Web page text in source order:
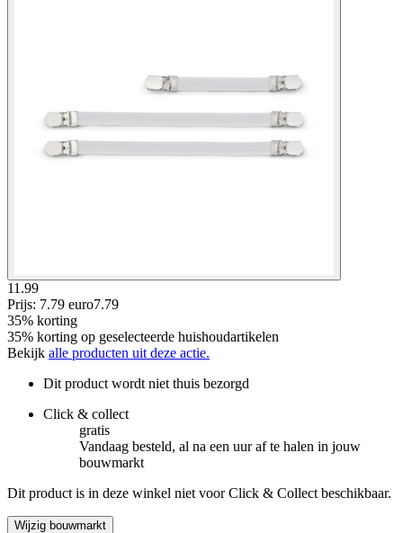
11.99
Prijs: 7.79 euro7.79
35% korting
35% korting op geselecteerde huishoudartikelen
Bekijk alle producten uit deze actie.
Dit product wordt niet thuis bezorgd
Click & collect
gratis
Vandaag besteld, al na een uur af te halen in jouw
bouwmarkt
Dit product is in deze winkel niet voor Click & Collect beschikbaar.
Wijzig bouwmarkt